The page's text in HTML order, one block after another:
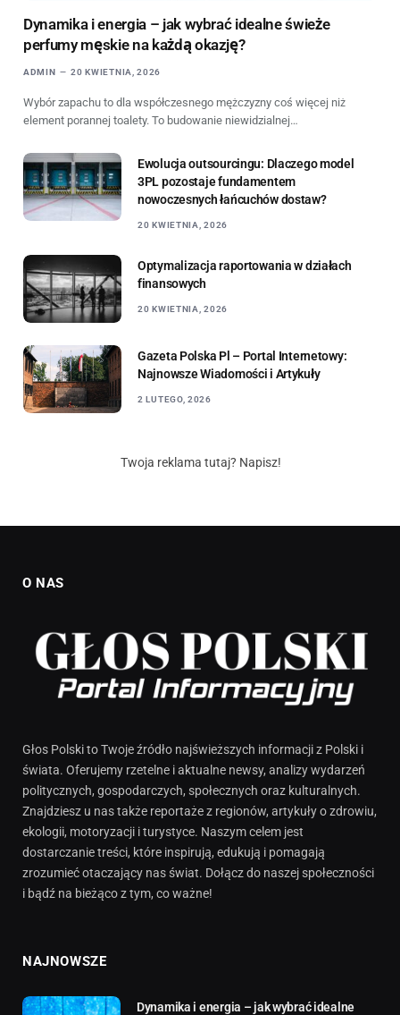
Dynamika i energia – jak wybrać idealne świeże
perfumy męskie na każdą okazję?
ADMIN 20 KWIETNIA, 2026
Wybór zapachu to dla współczesnego mężczyzny coś więcej niż
element porannej toalety. To budowanie niewidzialnej…
Ewolucja outsourcingu: Dlaczego model
3PL pozostaje fundamentem
nowoczesnych łańcuchów dostaw?
20 KWIETNIA, 2026
Optymalizacja raportowania w działach
finansowych
20 KWIETNIA, 2026
Gazeta Polska Pl – Portal Internetowy:
Najnowsze Wiadomości i Artykuły
2 LUTEGO, 2026
Twoja reklama tutaj? Napisz!
O NAS
Głos Polski to Twoje źródło najświeższych informacji z Polski i
świata. Oferujemy rzetelne i aktualne newsy, analizy wydarzeń
politycznych, gospodarczych, społecznych oraz kulturalnych.
Znajdziesz u nas także reportaże z regionów, artykuły o zdrowiu,
ekologii, motoryzacji i turystyce. Naszym celem jest
dostarczanie treści, które inspirują, edukują i pomagają
zrozumieć otaczający nas świat. Dołącz do naszej społeczności
i bądź na bieżąco z tym, co ważne!
NAJNOWSZE
Dynamika i energia – jak wybrać idealne